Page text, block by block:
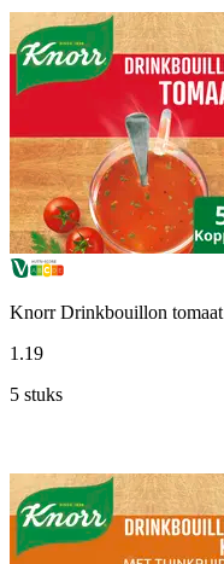
Knorr Drinkbouillon tomaat
1 .19
5 stuks